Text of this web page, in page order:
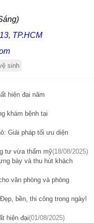
TP.HCM
sinh
hiện đại năm
khám bệnh tại
Giải pháp tối ưu diện
tư vừa thẩm mỹ(18/08/2025)
bày và thu hút khách
văn phòng và phòng
bền, thi công trong ngày!
hiện đại(01/08/2025)